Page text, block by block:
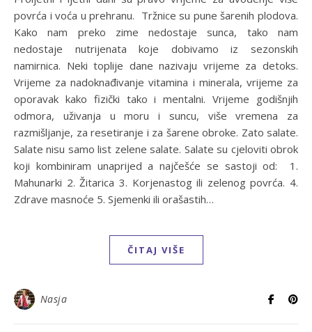
povrća i voća u prehranu. Tržnice su pune šarenih plodova.
Kako nam preko zime nedostaje sunca, tako nam
nedostaje nutrijenata koje dobivamo iz sezonskih
namirnica. Neki toplije dane nazivaju vrijeme za detoks.
Vrijeme za nadoknađivanje vitamina i minerala, vrijeme za
oporavak kako fizički tako i mentalni. Vrijeme godišnjih
odmora, uživanja u moru i suncu, više vremena za
razmišljanje, za resetiranje i za šarene obroke. Zato salate.
Salate nisu samo list zelene salate. Salate su cjeloviti obrok
koji kombiniram unaprijed a najčešće se sastoji od: 1.
Mahunarki 2. Žitarica 3. Korjenastog ili zelenog povrća. 4.
Zdrave masnoće 5. Sjemenki ili orašastih…
ČITAJ VIŠE
Nasja